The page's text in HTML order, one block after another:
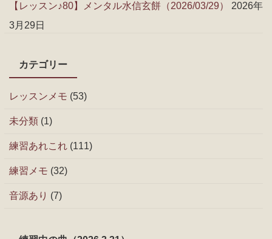
【レッスン♪80】メンタル水信玄餅（2026/03/29）
2026年
3月29日
カテゴリー
レッスンメモ (53)
未分類 (1)
練習あれこれ (111)
練習メモ (32)
音源あり (7)